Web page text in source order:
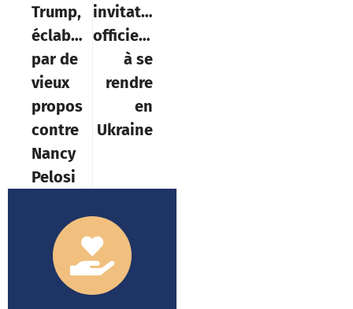
Trump,
éclaboussé
par de
vieux
propos
contre
Nancy
Pelosi
invitation
officielle
à se
rendre
en
Ukraine